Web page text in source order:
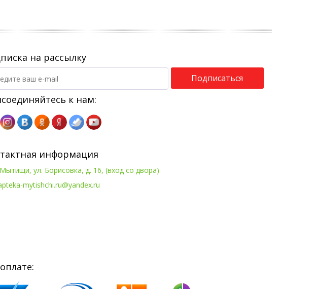
на рассылку
Подписаться
к нам:
информация
ул. Борисовка, д. 16, (вход со двора)
mytishchi.ru@yandex.ru